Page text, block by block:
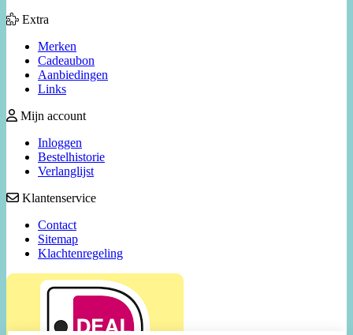
Extra
Merken
Cadeaubon
Aanbiedingen
Links
Mijn account
Inloggen
Bestelhistorie
Verlanglijst
Klantenservice
Contact
Sitemap
Klachtenregeling